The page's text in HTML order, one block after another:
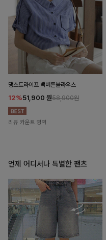
댕스트라이프 백버튼블라우스
12%51,900 원58,900원
리뷰 카운트 영역
언제 어디서나 특별한 팬츠